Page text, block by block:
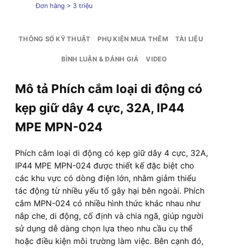
Đơn hàng > 3 triệu
THÔNG SỐ KỸ THUẬT PHỤ KIỆN MUA THÊM TÀI LIỆU
BÌNH LUẬN & ĐÁNH GIÁ VIDEO
Mô tả Phích cắm loại di động có
kẹp giữ dây 4 cực, 32A, IP44
MPE MPN-024
Phích cắm loại di động có kẹp giữ dây 4 cực, 32A,
IP44 MPE MPN-024 được thiết kế đặc biệt cho
các khu vực có dòng điện lớn, nhằm giảm thiểu
tác động từ nhiều yếu tố gây hại bên ngoài. Phích
cắm MPN-024 có nhiều hình thức khác nhau như
nắp che, di động, cố định và chia ngã, giúp người
sử dụng dễ dàng chọn lựa theo nhu cầu cụ thể
hoặc điều kiện môi trường làm việc. Bên cạnh đó,